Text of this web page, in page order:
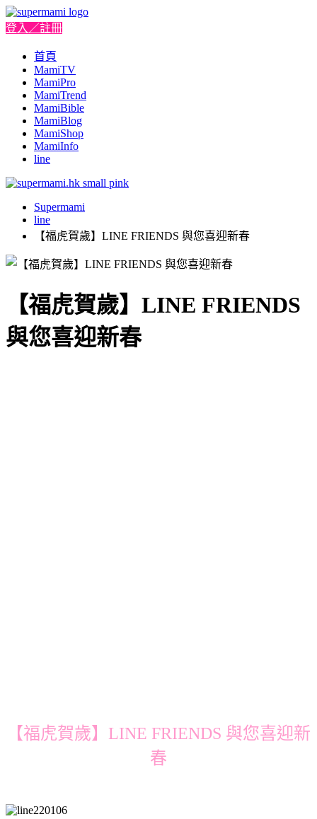
登入／註冊
首頁
MamiTV
MamiPro
MamiTrend
MamiBible
MamiBlog
MamiShop
MamiInfo
line
Supermami
line
【福虎賀歲】LINE FRIENDS 與您喜迎新春
【福虎賀歲】LINE FRIENDS
與您喜迎新春
【福虎賀歲】LINE FRIENDS 與您喜迎新
春